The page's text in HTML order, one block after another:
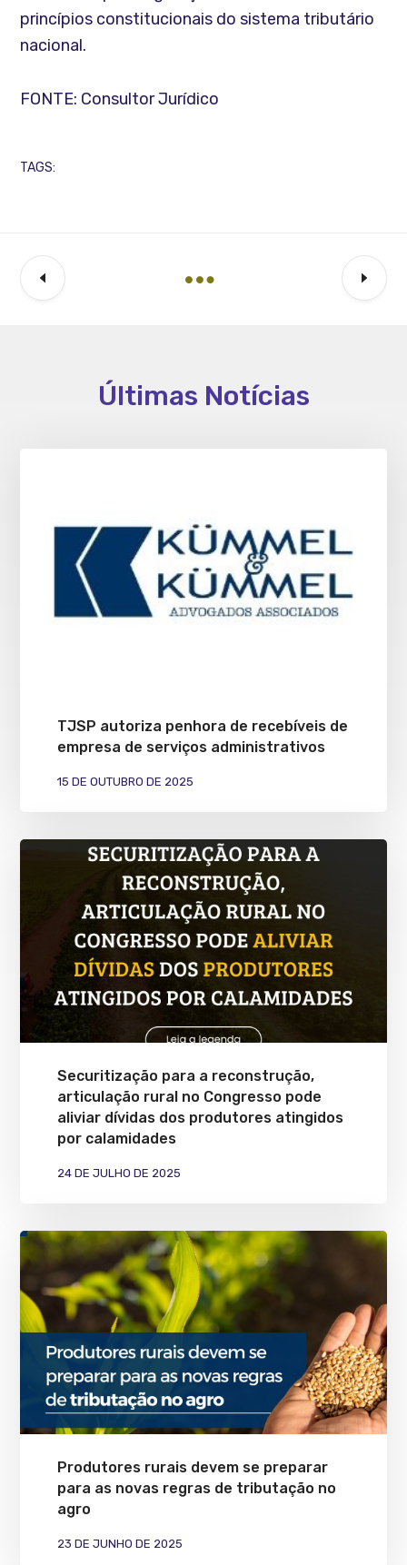
princípios constitucionais do sistema tributário
nacional.
FONTE: Consultor Jurídico
TAGS:
Últimas Notícias
TJSP autoriza penhora de recebíveis de
empresa de serviços administrativos
15 DE OUTUBRO DE 2025
Securitização para a reconstrução,
articulação rural no Congresso pode
aliviar dívidas dos produtores atingidos
por calamidades
24 DE JULHO DE 2025
Produtores rurais devem se preparar
para as novas regras de tributação no
agro
23 DE JUNHO DE 2025